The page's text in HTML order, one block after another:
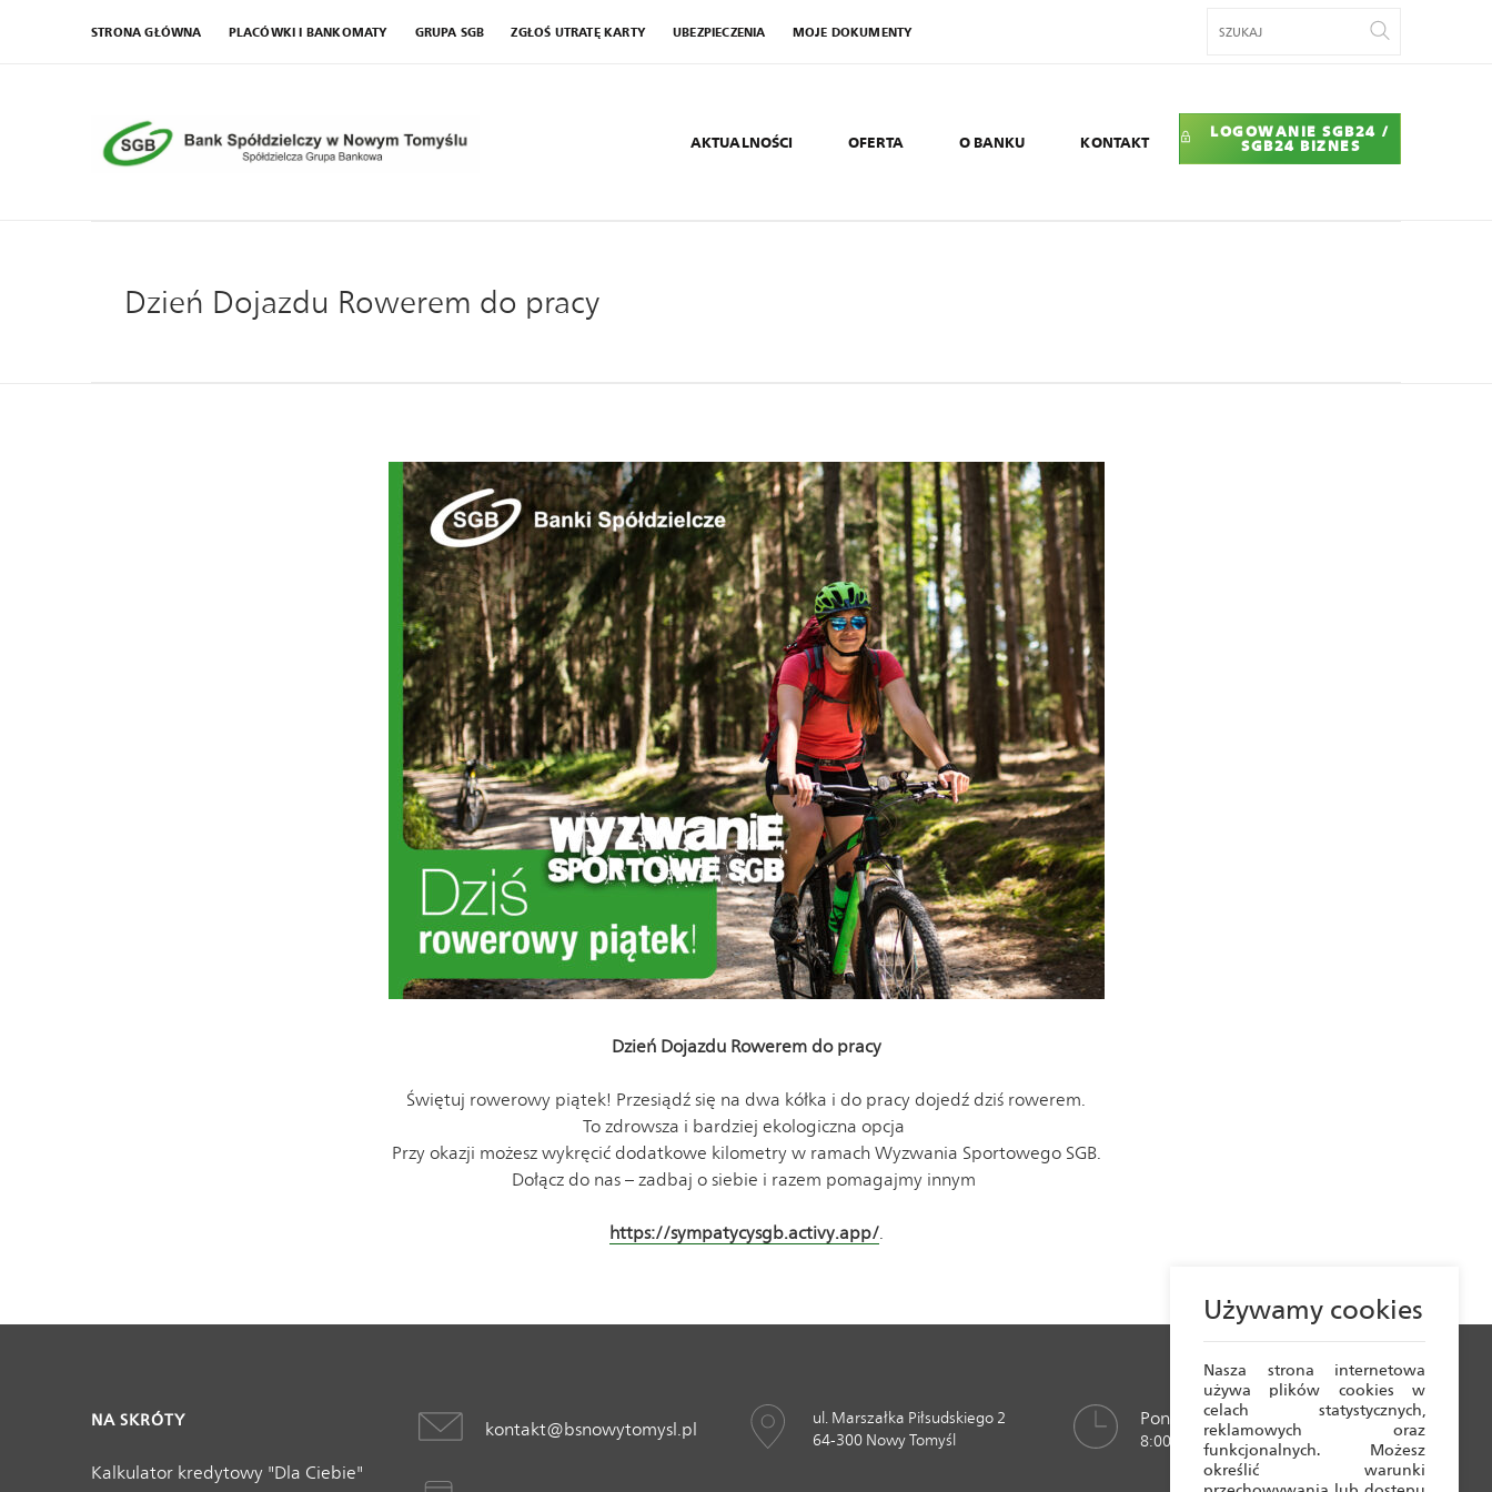
Używamy cookies
Nasza strona internetowa
używa plików cookies w
celach statystycznych,
reklamowych oraz
funkcjonalnych. Możesz
określić warunki
STRONA GŁÓWNA PLACÓWKI I BANKOMATY GRUPA SGB ZGŁOŚ UTRATĘ KARTY UBEZPIECZENIA MOJE DOKUMENTY
AKTUALNOŚCI OFERTA O BANKU KONTAKT
LOGOWANIE SGB24 /
SGB24 BIZNES
Dzień Dojazdu Rowerem do pracy
Dzień Dojazdu Rowerem do pracy
Świętuj rowerowy piątek! Przesiądź się na dwa kółka i do pracy dojedź dziś rowerem.
To zdrowsza i bardziej ekologiczna opcja
Przy okazji możesz wykręcić dodatkowe kilometry w ramach Wyzwania Sportowego SGB.
Dołącz do nas – zadbaj o siebie i razem pomagajmy innym
https://sympatycysgb.activy.app/.
NA SKRÓTY
Kalkulator kredytowy "Dla Ciebie"
kontakt@bsnowytomysl.pl
ul. Marszałka Piłsudskiego 2
64-300 Nowy Tomyśl
Poniedziałek - Piątek
8:00 - 15:45